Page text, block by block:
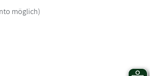
möglich)